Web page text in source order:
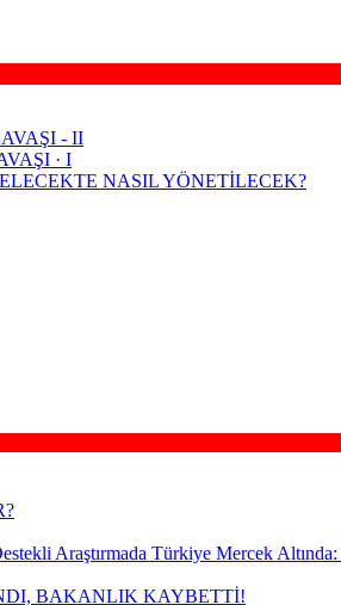
- II
· I
NASIL YÖNETİLECEK?
Araştırmada Türkiye Mercek
BAKANLIK KAYBETTİ!